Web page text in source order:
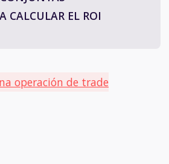
CALCULAR EL ROI
operación de trade